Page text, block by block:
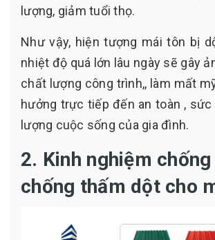
lượng, giảm tuổi thọ.
Như vậy, hiện tượng mái tôn bị
nhiệt độ quá lớn lâu ngày sẽ gây
chất lượng công trình,, làm mất
hưởng trực tiếp đến an toàn ,
lượng cuộc sống của gia đình.
2. Kinh nghiệm
chống thấm dột cho